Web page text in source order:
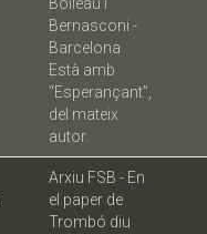
Bernasconi -
Barcelona
Està amb
“Esperançant”,
del mateix
autor.
Arxiu FSB - En
el paper de
Trombó diu